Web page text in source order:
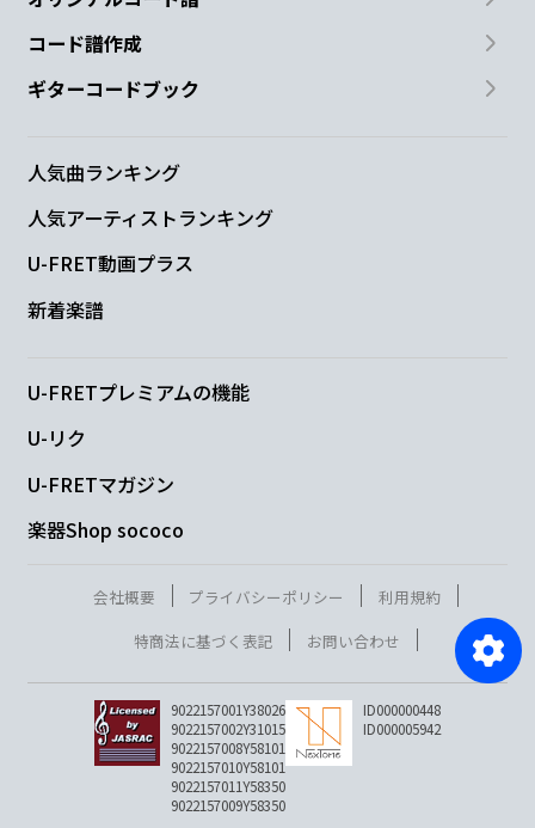
コード譜作成
ギターコードブック
人気曲ランキング
人気アーティストランキング
U-FRET動画プラス
新着楽譜
U-FRETプレミアムの機能
U-リク
U-FRETマガジン
楽器Shop sococo
会社概要 プライバシーポリシー
利用規約
特商法に基づく表記
お問い合わせ
9022157001Y38026
9022157002Y31015
9022157008Y58101
9022157010Y58101
9022157011Y58350
9022157009Y58350
ID000000448
ID000005942